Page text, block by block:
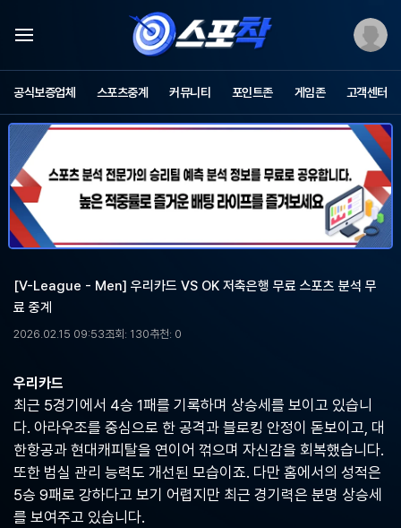
스
포
츠
중
포
착
-
료
츠
계,
해
중
계,
실
시
간
해
외
공식보증업체 스포츠중계 커뮤니티 포인트존 게임존 고객센터
[V-League - Men] 우리카드 VS OK 저축은행 무료 스포츠 분석 무
료 중계
2026.02.15 09:53조회: 130추천: 0
우리카드
최근 5경기에서 4승 1패를 기록하며 상승세를 보이고 있습니
다. 아라우조를 중심으로 한 공격과 블로킹 안정이 돋보이고, 대
한항공과 현대캐피탈을 연이어 꺾으며 자신감을 회복했습니다.
또한 범실 관리 능력도 개선된 모습이죠. 다만 홈에서의 성적은
5승 9패로 강하다고 보기 어렵지만 최근 경기력은 분명 상승세
를 보여주고 있습니다.